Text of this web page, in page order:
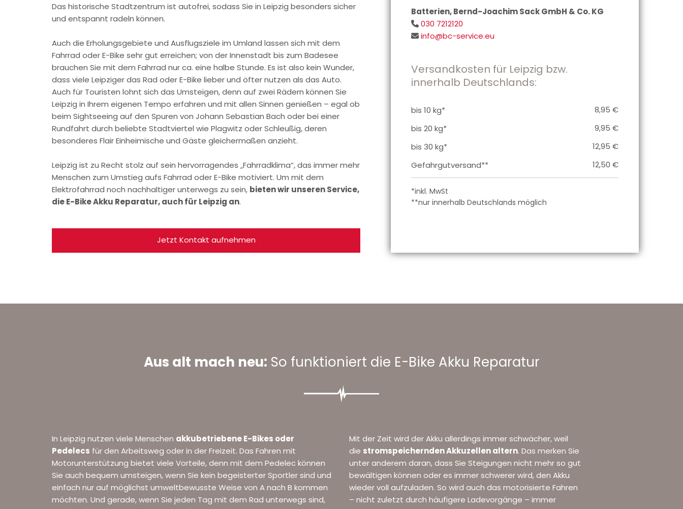
Das historische Stadtzentrum ist autofrei, sodass Sie in Leipzig besonders sicher
und entspannt radeln können.
Auch die Erholungsgebiete und Ausflugsziele im Umland lassen sich mit dem
Fahrrad oder E-Bike sehr gut erreichen; von der Innenstadt bis zum Badesee
brauchen Sie mit dem Fahrrad nur ca. eine halbe Stunde. Es ist also kein Wunder,
dass viele Leipziger das Rad oder E-Bike lieber und öfter nutzen als das Auto.
Auch für Touristen lohnt sich das Umsteigen, denn auf zwei Rädern können Sie
Leipzig in Ihrem eigenen Tempo erfahren und mit allen Sinnen genießen – egal ob
beim Sightseeing auf den Spuren von Johann Sebastian Bach oder bei einer
Rundfahrt durch beliebte Stadtviertel wie Plagwitz oder Schleußig, deren
besonderes Flair Einheimische und Gäste gleichermaßen anzieht.
Leipzig ist zu Recht stolz auf sein hervorragendes „Fahrradklima“, das immer mehr
Menschen zum Umstieg aufs Fahrrad oder E-Bike motiviert. Um mit dem
Elektrofahrrad noch nachhaltiger unterwegs zu sein, bieten wir unseren Service,
die E-Bike Akku Reparatur, auch für Leipzig an.
Jetzt Kontakt aufnehmen
Batterien, Bernd-Joachim Sack GmbH & Co. KG
 030 7212120
 info@bc-service.eu
Versandkosten für Leipzig bzw.
innerhalb Deutschlands:
bis 10 kg*
8,95 €
bis 20 kg*
9,95 €
bis 30 kg*
12,95 €
Gefahrgutversand**
12,50 €
*inkl. MwSt
**nur innerhalb Deutschlands möglich
Aus alt mach neu: So funktioniert die E-Bike Akku Reparatur
In Leipzig nutzen viele Menschen akkubetriebene E-Bikes oder
Pedelecs für den Arbeitsweg oder in der Freizeit. Das Fahren mit
Motorunterstützung bietet viele Vorteile, denn mit dem Pedelec können
Sie auch bequem umsteigen, wenn Sie kein begeisterter Sportler sind und
einfach nur auf möglichst umweltbewusste Weise von A nach B kommen
möchten. Und gerade, wenn Sie jeden Tag mit dem Rad unterwegs sind,
Mit der Zeit wird derAkku allerdings immer schwächer, weil
die stromspeichernden Akkuzellen altern. Das merken Sie
unter anderem daran, dass Sie Steigungen nicht mehr so gut
bewältigen können oder es immer schwerer wird, den Akku
wieder voll aufzuladen. So wird auch das motorisierte Fahren
– nicht zuletzt durch häufigere Ladevorgänge – immer